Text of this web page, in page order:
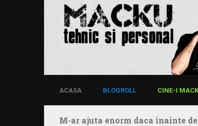
ACASA BLOGROLL CINE-I
M-ar ajuta enorm daca inainte